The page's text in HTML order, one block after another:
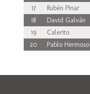
17
Rubén Pinar
18
David Galván
19
Calerito
20
Pablo